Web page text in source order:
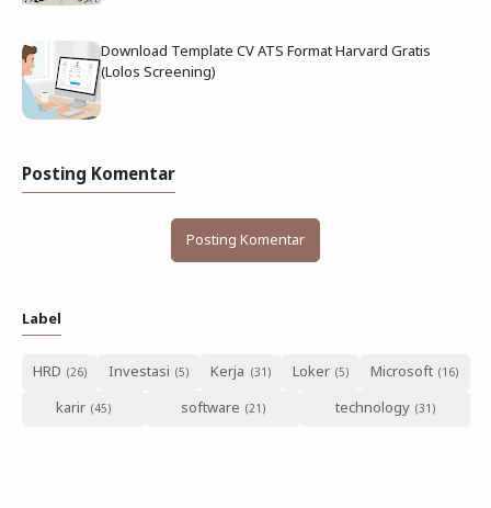
Download Template CV ATS Format Harvard Gratis
(Lolos Screening)
Posting Komentar
Posting Komentar
Label
HRD Investasi Kerja Loker
Microsoft
karir
software technology